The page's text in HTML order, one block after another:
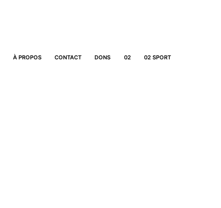
À PROPOS CONTACT DONS 02 02 SPORT